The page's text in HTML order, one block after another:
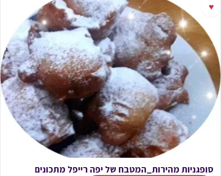
♥
סופגניות מהירות_המטבח של יפה רייפל מתכונים